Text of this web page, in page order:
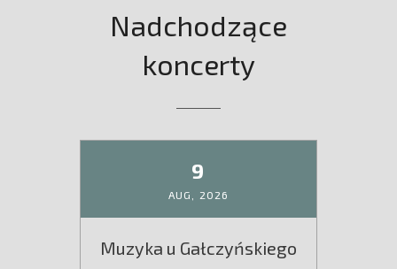
Nadchodzące
koncerty
9
AUG, 2026
Muzyka u Gałczyńskiego